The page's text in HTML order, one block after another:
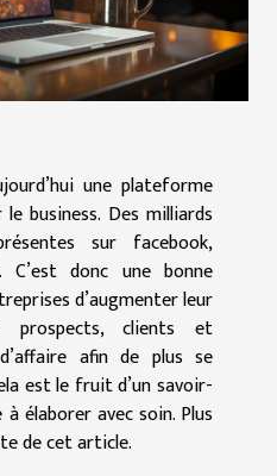
une plateforme
business. Des milliards
sur facebook,
donc une bonne
d’augmenter leur
clients et
afin de plus se
est le fruit d’un savoir-
élaborer avec soin. Plus
de cet article.